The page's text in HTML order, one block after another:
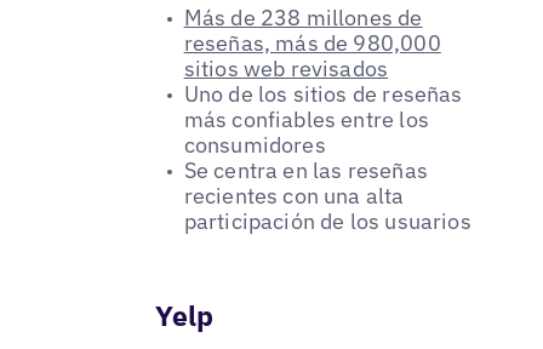
Más de 238 millones de
reseñas, más de 980,000
sitios web revisados
Uno de los sitios de reseñas
más confiables entre los
consumidores
Se centra en las reseñas
recientes con una alta
participación de los usuarios
Yelp